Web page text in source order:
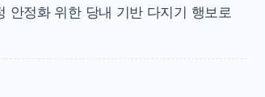
안정화 위한 당내 기반 다지기 행보로